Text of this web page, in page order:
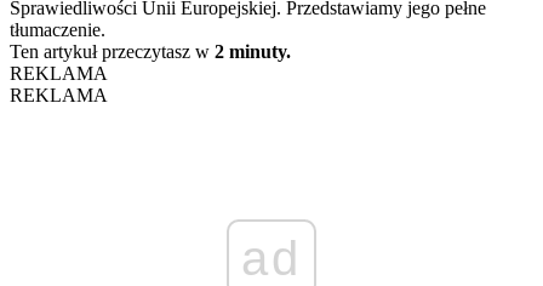
Sprawiedliwości Unii Europejskiej. Przedstawiamy jego pełne
tłumaczenie.
Ten artykuł przeczytasz w 2 minuty.
REKLAMA
REKLAMA
ad